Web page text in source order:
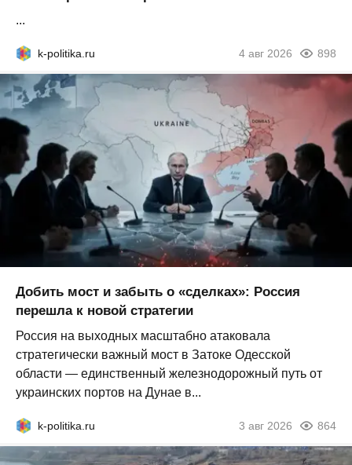
...
k-politika.ru 4 авг 2026 898
Добить мост и забыть о «сделках»: Россия
перешла к новой стратегии
Россия на выходных масштабно атаковала
стратегически важный мост в Затоке Одесской
области — единственный железнодорожный путь от
украинских портов на Дунае в...
k-politika.ru 3 авг 2026 864